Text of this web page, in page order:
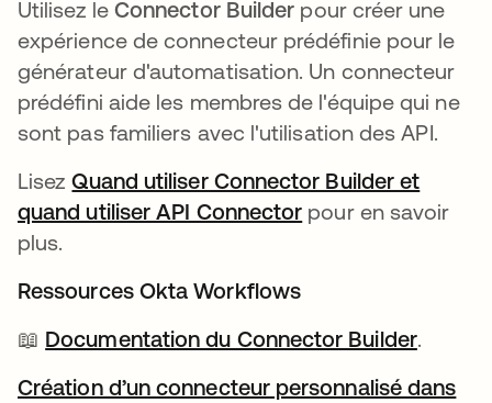
Utilisez le Connector Builder pour créer une
expérience de connecteur prédéfinie pour le
générateur d'automatisation. Un connecteur
prédéfini aide les membres de l'équipe qui ne
sont pas familiers avec l'utilisation des API.
LisezQuand utiliser Connector Builder et
quand utiliser API Connector s’ouvre dans un
pour en savoir
plus.
Ressources Okta Workflows
📖 Documentation du Connector Builder.
Création d’un connecteur personnalisé dans